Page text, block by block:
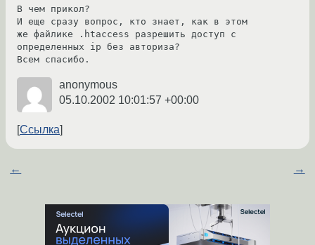
В чем прикол?
И еще сразу вопрос, кто знает, как в этом
же файлике .htaccess разрешить доступ с
определенных ip без авториза?
Всем спасибо.
anonymous
05.10.2002 10:01:57 +00:00
Ссылка
← →